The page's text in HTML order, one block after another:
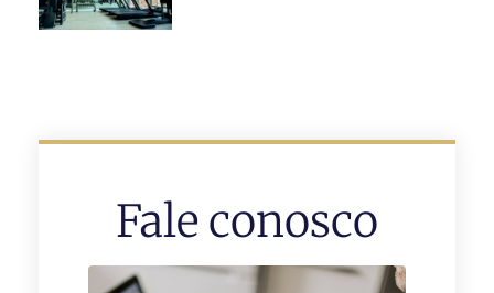
Fale conosco